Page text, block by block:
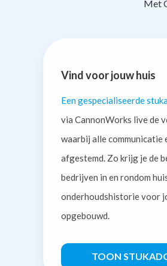
Met
Vind voor jouw huis
Een gespecialiseerde
via CannonWorks live de
waarbij alle
afgestemd. Zo krijg je de
bedrijven in en rondom
onderhoudshistorie voor
opgebouwd.
TOON